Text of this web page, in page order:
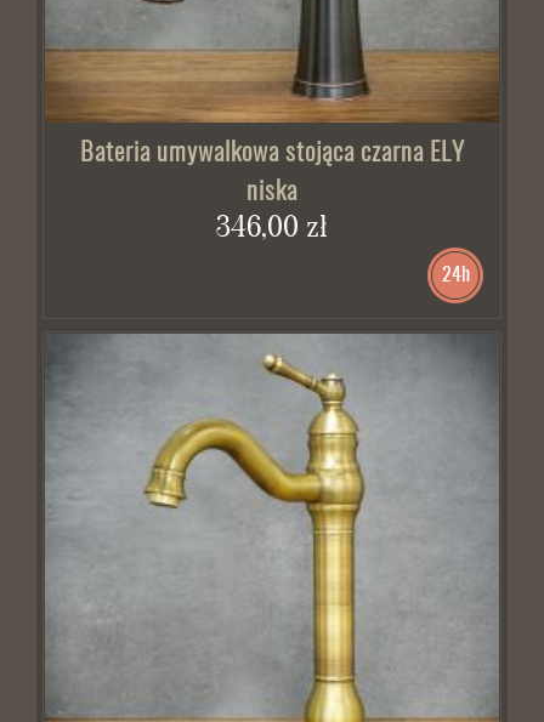
Bateria umywalkowa stojąca czarna ELY
niska
346,00 zł
24h